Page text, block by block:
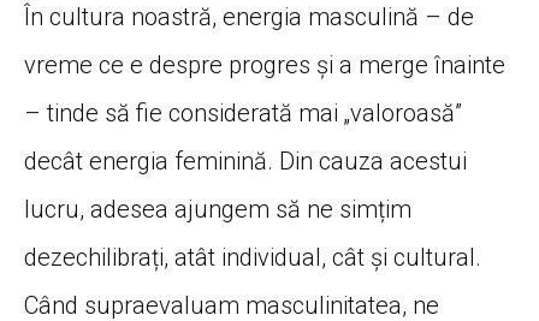
În cultura noastră, energia masculină – de
vreme ce e despre progres și a merge înainte
– tinde să fie considerată mai „valoroasă”
decât energia feminină. Din cauza acestui
lucru, adesea ajungem să ne simțim
dezechilibrați, atât individual, cât și cultural.
Când supraevaluam masculinitatea, ne